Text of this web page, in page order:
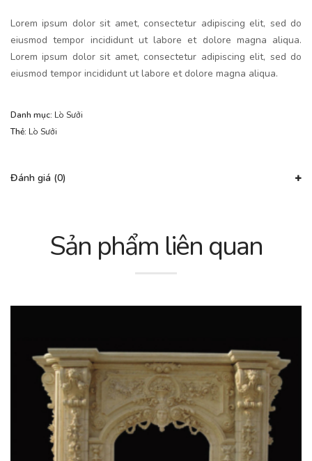
Lorem ipsum dolor sit amet, consectetur adipiscing elit, sed do
eiusmod tempor incididunt ut labore et dolore magna aliqua.
Lorem ipsum dolor sit amet, consectetur adipiscing elit, sed do
eiusmod tempor incididunt ut labore et dolore magna aliqua.
Danh mục: Lò Sưởi
Thẻ: Lò Sưởi
Đánh giá (0)
Sản phẩm liên quan